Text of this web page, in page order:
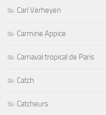
Carl Verheyen
Carmine Appice
Carnaval tropical de Paris
Catch
Catcheurs